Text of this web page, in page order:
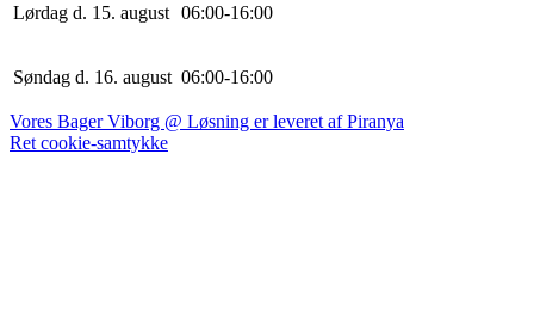
Lørdag d. 15. august 06:00-16:00
Søndag d. 16. august 06:00-16:00
Vores Bager Viborg @ Løsning er leveret af Piranya
Ret cookie-samtykke